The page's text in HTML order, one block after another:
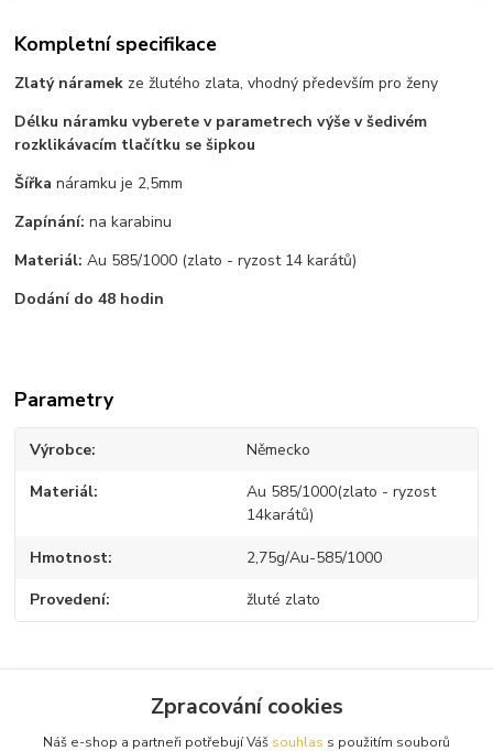
Kompletní specifikace
Zlatý náramek ze žlutého zlata, vhodný především pro ženy
Délku náramku vyberete v parametrech výše v šedivém
rozklikávacím tlačítku se šipkou
Šířka náramku je 2,5mm
Zapínání: na karabinu
Materiál: Au 585/1000 (zlato - ryzost 14 karátů)
Dodání do 48 hodin
Parametry
Výrobce Německo
Materiál
Au 585/1000(zlato - ryzost
14karátů)
Hmotnost 2,75g/Au-585/1000
Provedení žluté zlato
Zboží zařazeno v kategoriích
Zlaté náramky
Zpracování cookies
Náš e-shop a partneři potřebují Váš souhlas s použitím souborů